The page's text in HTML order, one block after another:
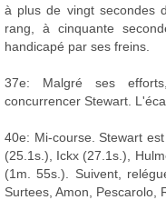
à plus de vingt secondes
rang, à cinquante
handicapé par ses freins.
37e: Malgré ses
concurrencer Stewart.
40e: Mi-course. Stewart
(25.1s.), Ickx (27.1s.),
(1m. 55s.). Suivent,
Surtees, Amon, Pescarolo,